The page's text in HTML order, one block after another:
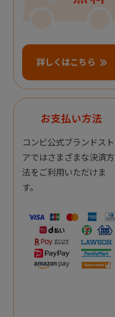
詳しくはこちら
お支払い方法
コンビ公式ブランドスト
アではさまざまな決済方
法をご利用いただけま
す。